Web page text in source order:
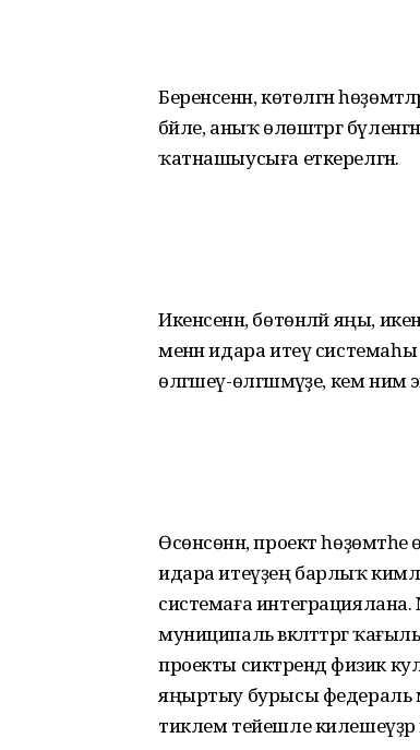
Беренсенән, көтөлгән
бәйле, аныҡ өлөштәргә
ҡатнашыусыға еткерелгән.
Икенсенән, бөтөнләй яңы,
менән идара итеү системаһы
өлгәшеү-өлгәшмәүҙе, кем нимә
Өсөнсөнән, проект
идара итеүҙең барлыҡ
системаға интеграциялана.
муниципаль вәкәләттәргә
проекты сиктәрендә физик
яңыртыу бурысы федераль
тиклем тейешле